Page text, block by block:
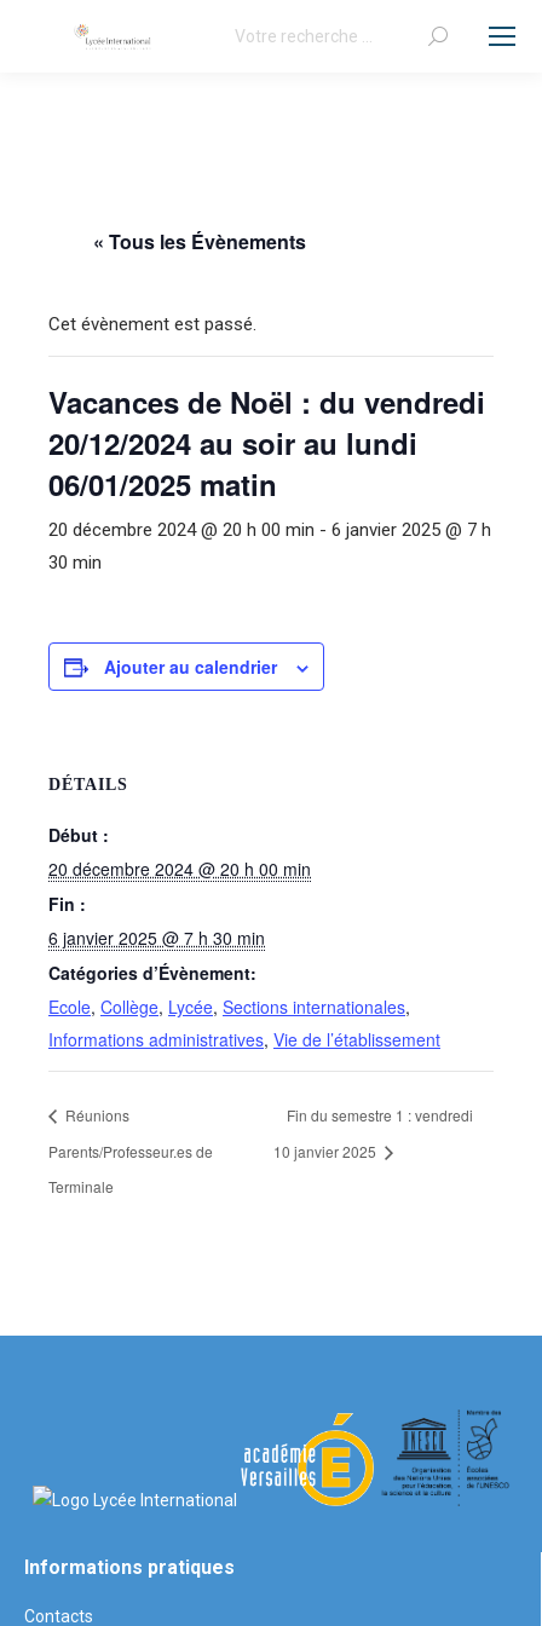
Recherche
« Tous les Évènements
Cet évènement est passé.
Vacances de Noël : du vendredi
20/12/2024 au soir au lundi
06/01/2025 matin
20 décembre 2024 @ 20 h 00 min - 6 janvier 2025 @ 7 h
30 min
Ajouter au calendrier
DÉTAILS
Début :
20 décembre 2024 @ 20 h 00 min
Fin :
6 janvier 2025 @ 7 h 30 min
Catégories d’Évènement:
Ecole, Collège, Lycée, Sections internationales,
Informations administratives, Vie de l’établissement
Réunions
Parents/Professeur.es de
Terminale
Fin du semestre 1 : vendredi
10 janvier 2025
Informations pratiques
Contacts